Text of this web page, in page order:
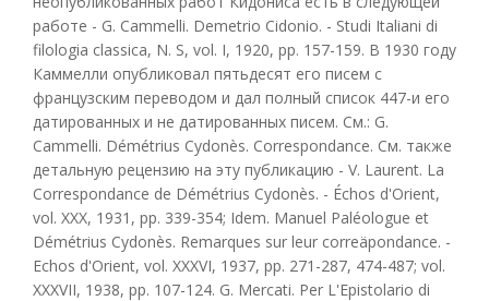
работе - G. Cammelli. Demetrio Cidonio. - Studi Italiani di
filologia classica, N. S, vol. I, 1920, pp. 157-159. B 1930 году
Каммелли опубликовал пятьдесят его писем с
французским переводом и дал полный список 447-и его
датированных и не датированных писем. См.: G.
Cammelli. Démétrius Cydonès. Correspondance. См. также
детальную рецензию на эту публикацию - V. Laurent. La
Correspondance de Démétrius Cydonès. - Échos d'Orient,
vol. XXX, 1931, pp. 339-354; Idem. Manuel Paléologue et
Démétrius Cydonès. Remarques sur leur correäpondance. -
Echos d'Orient, vol. XXXVI, 1937, pp. 271-287, 474-487; vol.
XXXVII, 1938, pp. 107-124. G. Mercati. Per L'Epistolario di